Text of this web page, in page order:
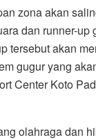
zona akan
dan runner-up
tersebut akan
gugur yang
Center Koto
olahraga dan